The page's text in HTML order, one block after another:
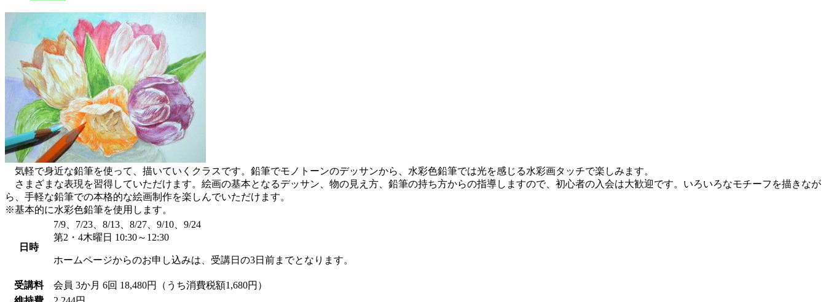
気軽で身近な鉛筆を使って、描いていくクラスです。鉛筆でモノトーンのデッサンから、水彩色鉛筆では光を感じる水彩画タッチで楽しみます。
さまざまな表現を習得していただけます。絵画の基本となるデッサン、物の見え方、鉛筆の持ち方からの指導しますので、初心者の入会は大歓迎です。いろいろなモチーフを描きなが
ら、手軽な鉛筆での本格的な絵画制作を楽しんでいただけます。
※基本的に水彩色鉛筆を使用します。
日時
7/9、7/23、8/13、8/27、9/10、9/24
第2・4木曜日 10:30～12:30
ホームページからのお申し込みは、受講日の3日前までとなります。
受講料 会員 3か月 6回 18,480円（うち消費税額1,680円）